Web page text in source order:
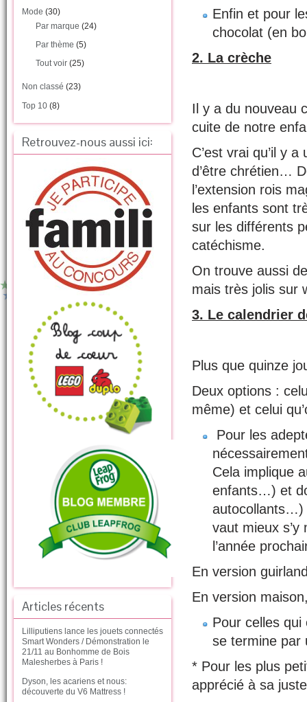
Mode (30)
Par marque (24)
Par thème (5)
Tout voir (25)
Non classé (23)
Top 10 (8)
Retrouvez-nous aussi ici:
Articles récents
Lilliputiens lance les jouets connectés
Smart Wonders / Démonstration le
21/11 au Bonhomme de Bois
Malesherbes à Paris !
Dyson, les acariens et nous:
découverte du V6 Mattress !
Enfin et pour
chocolat (en
2. La crèche
Il y a du nouveau
cuite de notre
C’est vrai qu’il y
d’être chrétien…
l’extension rois
les enfants sont
sur les différents
catéchisme.
On trouve aussi
mais très jolis sur
3. Le calendrier
Plus que quinze
Deux options :
même) et celui
Pour les
Cela implique
enfants…) et
autocollants…)
vaut mieux
l’année
En version
En version
Pour celles qui
se termine
* Pour les plus
apprécié à sa